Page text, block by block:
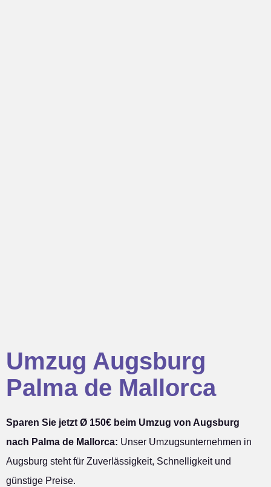
Umzug Augsburg
Palma de Mallorca
Sparen Sie jetzt Ø 150€ beim Umzug von Augsburg
nach Palma de Mallorca: Unser Umzugsunternehmen in
Augsburg steht für Zuverlässigkeit, Schnelligkeit und
günstige Preise.